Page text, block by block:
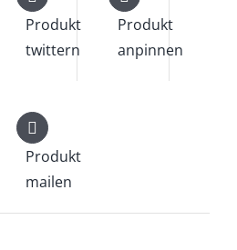
Produkt
twittern
Produkt
anpinnen
Produkt
mailen